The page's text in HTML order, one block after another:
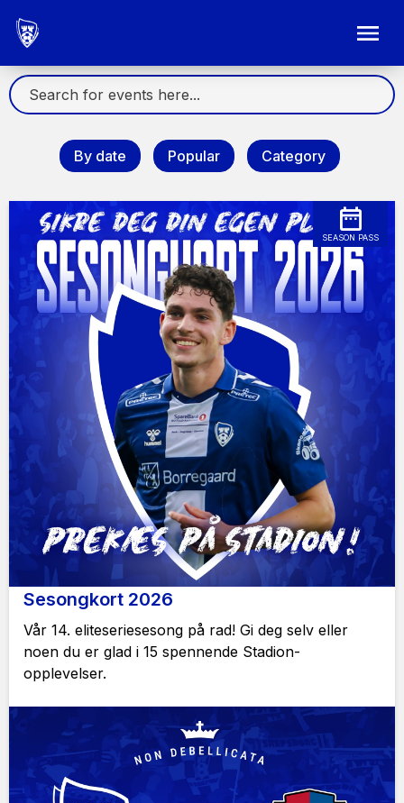
By date Popular Category
Sesongkort 2026
Vår 14. eliteseriesesong på rad! Gi deg selv eller
noen du er glad i 15 spennende Stadion-
opplevelser.
SEASON PASS